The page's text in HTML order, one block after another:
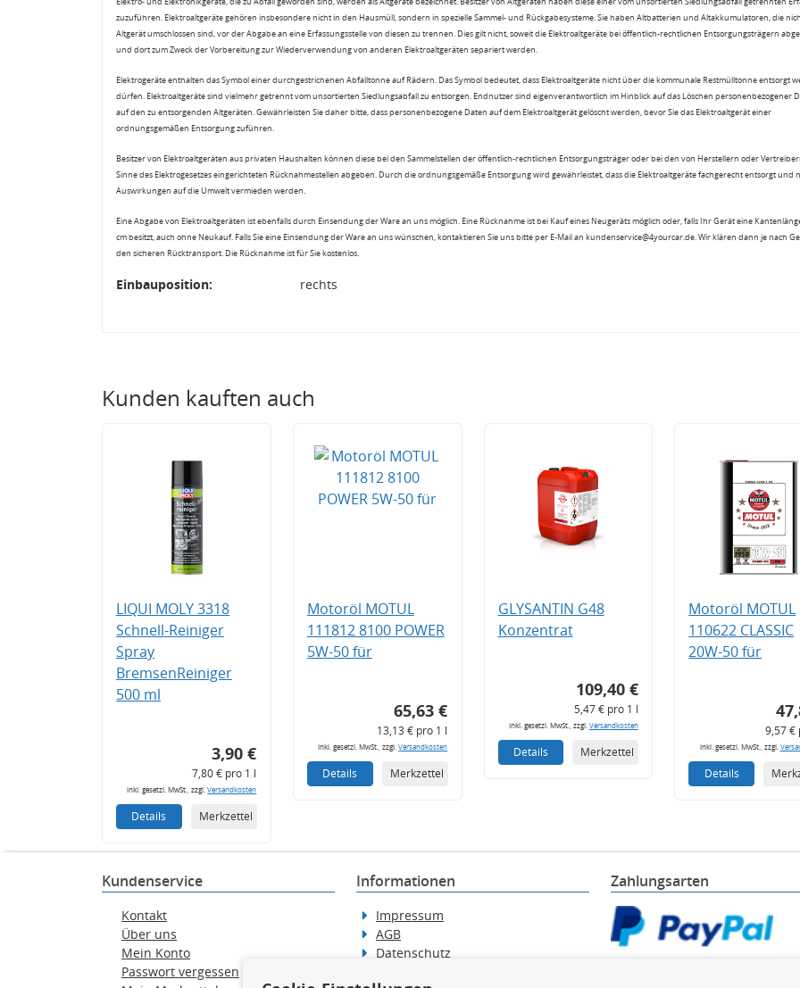
zuzuführen. Elektroaltgeräte gehören insbesondere nicht in den Hausmüll, sondern in spezielle Sammel- und Rückgabesysteme. Sie haben Altbatterien und Altakkumulatoren, die
Altgerät umschlossen sind, vor der Abgabe an eine Erfassungsstelle von diesen zu trennen. Dies gilt nicht, soweit die Elektroaltgeräte bei öffentlich-rechtlichen Entsorgungsträgern
und dort zum Zweck der Vorbereitung zur Wiederverwendung von anderen Elektroaltgeräten separiert werden.
Elektrogeräte enthalten das Symbol einer durchgestrichenen Abfalltonne auf Rädern. Das Symbol bedeutet, dass Elektroaltgeräte nicht über die kommunale Restmülltonne entsorgt
dürfen. Elektroaltgeräte sind vielmehr getrennt vom unsortierten Siedlungsabfall zu entsorgen. Endnutzer sind eigenverantwortlich im Hinblick auf das Löschen personenbezogener
auf den zu entsorgenden Altgeräten. Gewährleisten Sie daher bitte, dass personenbezogene Daten auf dem Elektroaltgerät gelöscht werden, bevor Sie das Elektroaltgerät einer
ordnungsgemäßen Entsorgung zuführen.
Besitzer von Elektroaltgeräten aus privaten Haushalten können diese bei den Sammelstellen der öffentlich-rechtlichen Entsorgungsträger oder bei den von Herstellern oder
Sinne des Elektrogesetzes eingerichteten Rücknahmestellen abgeben. Durch die ordnungsgemäße Entsorgung wird gewährleistet, dass die Elektroaltgeräte fachgerecht entsorgt und
Auswirkungen auf die Umwelt vermieden werden.
Eine Abgabe von Elektroaltgeräten ist ebenfalls durch Einsendung der Ware an uns möglich. Eine Rücknahme ist bei Kauf eines Neugeräts möglich oder, falls Ihr Gerät eine
cm besitzt, auch ohne Neukauf. Falls Sie eine Einsendung der Ware an uns wünschen, kontaktieren Sie uns bitte per E-Mail an kundenservice@4yourcar.de. Wir klären dann je nach
den sicheren Rücktransport. Die Rücknahme ist für Sie kostenlos.
Einbauposition: rechts
Kunden kauften auch
LIQUI MOLY 3318
Schnell-Reiniger
Spray
BremsenReiniger
500 ml
3,90 €
7,80 € pro 1 l
inkl. gesetzl. MwSt., zzgl.Versandkosten
Details Merkzettel
Motoröl MOTUL
111812 8100 POWER
5W-50 für
65,63 €
13,13 € pro 1 l
inkl. gesetzl. MwSt., zzgl.Versandkosten
Details Merkzettel
GLYSANTIN G48
Konzentrat
109,40 €
5,47 € pro 1 l
inkl. gesetzl. MwSt., zzgl. Versandkosten
Details Merkzettel
Motoröl MOTUL
110622 CLASSIC
20W-50 für
9,57 €
inkl. gesetzl. MwSt., zzgl.
Details
Kundenservice
Kontakt
Über uns
Mein Konto
Passwort vergessen
Informationen
Impressum
AGB
Datenschutz
Zahlungsarten